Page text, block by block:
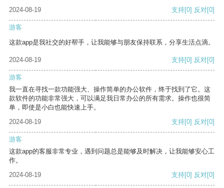
2024-08-19
支持[0] 反对[0]
游客
这款app是我社交的好帮手，让我能够与朋友保持联系，分享生活点滴。
2024-08-19 支持[0] 反对[0]
游客
我一直在寻找一款功能强大、操作简单的办公软件，终于找到了它。这
款软件的功能非常强大，可以满足我日常办公的所有需求。操作也很简
单，即使是小白也能快速上手。
2024-08-19
支持[0] 反对[0]
游客
这款app的客服非常专业，遇到问题总是能够及时解决，让我能够安心工
作。
2024-08-19
支持[0] 反对[0]